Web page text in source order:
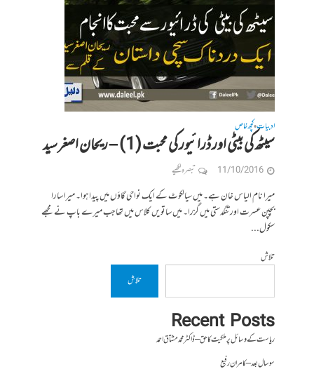
ادبیات•کچھ خاص
سیٹھ کی بیٹی اور ڈرائیور کی محبت (1) – ریحان اصغر سید
11/10/2016 تبصرہ لکھیے
میرا نام الیاس خان ہے۔ میں سیالکوٹ کے ایک نواحی گاؤں میں پیدا ہوا۔ میرا سارا
بچپن عسرت اور تنگدستی میں گزرا۔ میں ساتویں کلاس میں تھا جب میرے باپ نے مجھے
سکول...
تلاش
تلاش
Recent Posts
ریاست کے وسائل پر ملکیت کا حق – ڈاکٹر محمد مشتاق احمد
سو سال بعد – کامران رفیع